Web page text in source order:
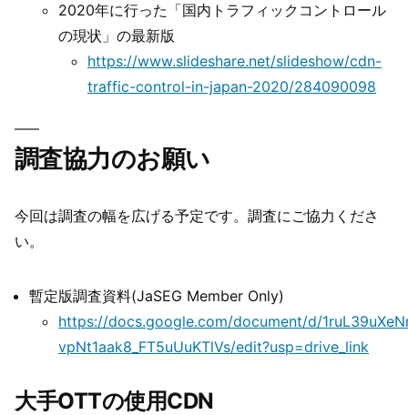
2020年に行った「国内トラフィックコントロール
の現状」の最新版
https://www.slideshare.net/slideshow/cdn-
traffic-control-in-japan-2020/284090098
調査協力のお願い
今回は調査の幅を広げる予定です。調査にご協力くださ
い。
暫定版調査資料(JaSEG Member Only)
https://docs.google.com/document/d/
vpNt1aak8_FT5uUuKTlVs/edit?usp=drive_link
大手OTTの使用CDN